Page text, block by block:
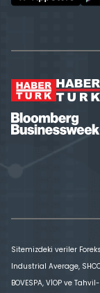
Sitemizdeki veriler
Industrial Average,
BOVESPA, VİOP ve